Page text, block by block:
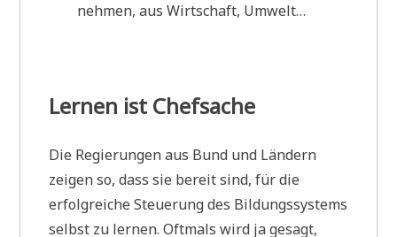
nehmen, aus Wirtschaft, Umwelt…
Lernen ist Chefsache
Die Regierungen aus Bund und Ländern
zeigen so, dass sie bereit sind, für die
erfolgreiche Steuerung des Bildungssystems
selbst zu lernen. Oftmals wird ja gesagt,